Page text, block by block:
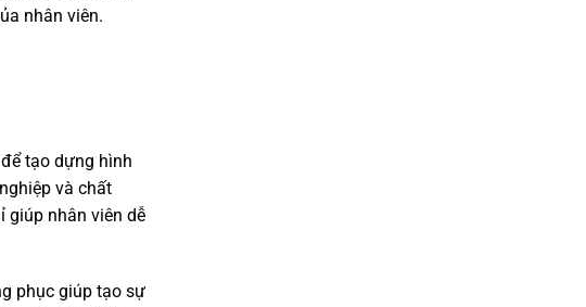
nhân viên.
tạo dựng hình
và chất
giúp nhân viên dễ
phục giúp tạo sự